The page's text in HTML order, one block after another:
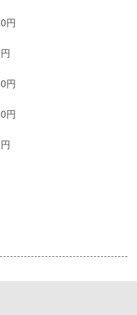
円
円
円